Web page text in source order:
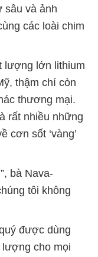
sâu và ảnh
các loài chim
lượng lớn lithium
thậm chí còn
thương mại.
rất nhiều những
cơn sốt ‘vàng’
bà Nava-
tôi không
được dùng
lượng cho mọi